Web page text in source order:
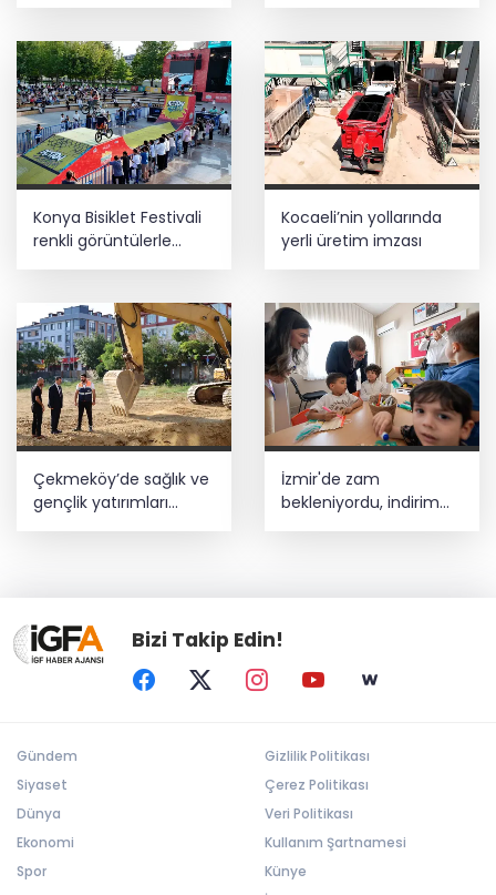
Konya Bisiklet Festivali
renkli görüntülerle
tamamlandı
Kocaeli’nin yollarında
yerli üretim imzası
Çekmeköy’de sağlık ve
gençlik yatırımları
yükseliyor
İzmir'de zam
bekleniyordu, indirim
oldu!
Bizi Takip Edin!
Gündem
Siyaset
Dünya
Ekonomi
Spor
Gizlilik Politikası
Çerez Politikası
Veri Politikası
Kullanım Şartnamesi
Künye